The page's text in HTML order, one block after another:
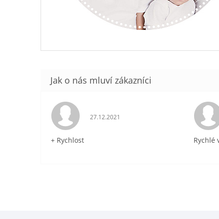
Hodnocení obchodu je 5 z 5 hvězdiček.
27.12.2021
+ Rychlost Rychlé